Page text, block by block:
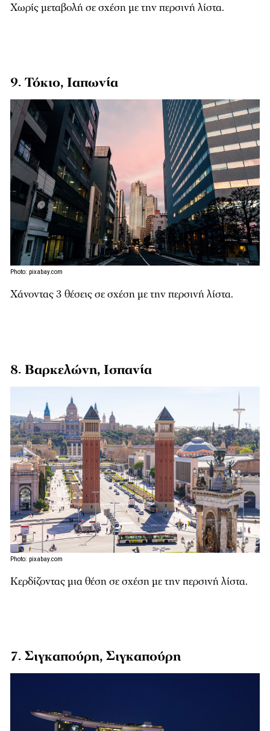
Χωρίς μεταβολή σε σχέση με την περσινή λίστα.
9. Τόκιο, Ιαπωνία
Photo: pixabay.com
Χάνοντας 3 θέσεις σε σχέση με την περσινή λίστα.
8. Βαρκελώνη, Ισπανία
Photo: pixabay.com
Κερδίζοντας μια θέση σε σχέση με την περσινή λίστα.
7. Σιγκαπούρη, Σιγκαπούρη